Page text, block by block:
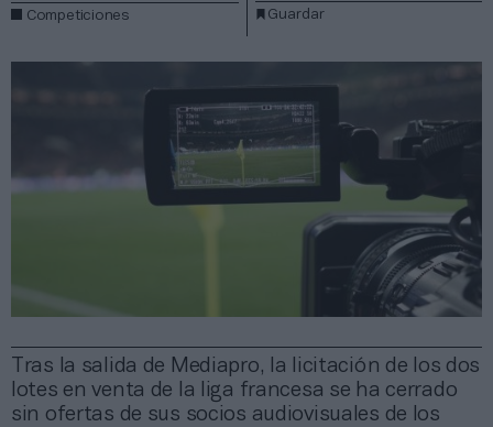
Tras la salida de Mediapro, la licitación de los dos
lotes en venta de la liga francesa se ha cerrado
sin ofertas de sus socios audiovisuales de los
Competiciones Guardar